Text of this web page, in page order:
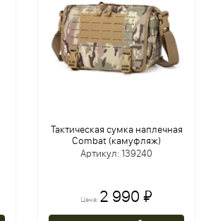
Тактическая сумка наплечная
Combat (камуфляж)
Артикул: 139240
Цена: 2 990 ₽